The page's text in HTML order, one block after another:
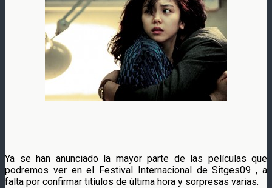
Ya se han anunciado la mayor parte de las películas que
podremos ver en el Festival Internacional de Sitges09 , a
falta por confirmar titíulos de última hora y sorpresas varias.